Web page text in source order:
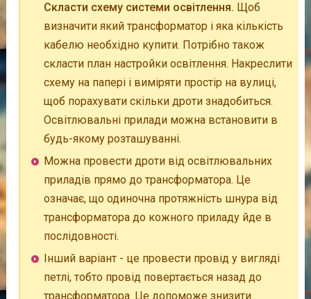
Скласти схему системи освітлення. Щоб
визначити який трансформатор і яка кількість
кабелю необхідно купити. Потрібно також
скласти план настройки освітлення. Накреслити
схему на папері і виміряти простір на вулиці,
щоб порахувати скільки дроти знадобиться.
Освітлювальні прилади можна встановити в
будь-якому розташуванні.
Можна провести дроти від освітлювальних
приладів прямо до трансформатора. Це
означає, що одиночна протяжність шнура від
трансформатора до кожного приладу йде в
послідовності.
Інший варіант - це провести провід у вигляді
петлі, тобто провід повертається назад до
трансформатора. Це допоможе знизити